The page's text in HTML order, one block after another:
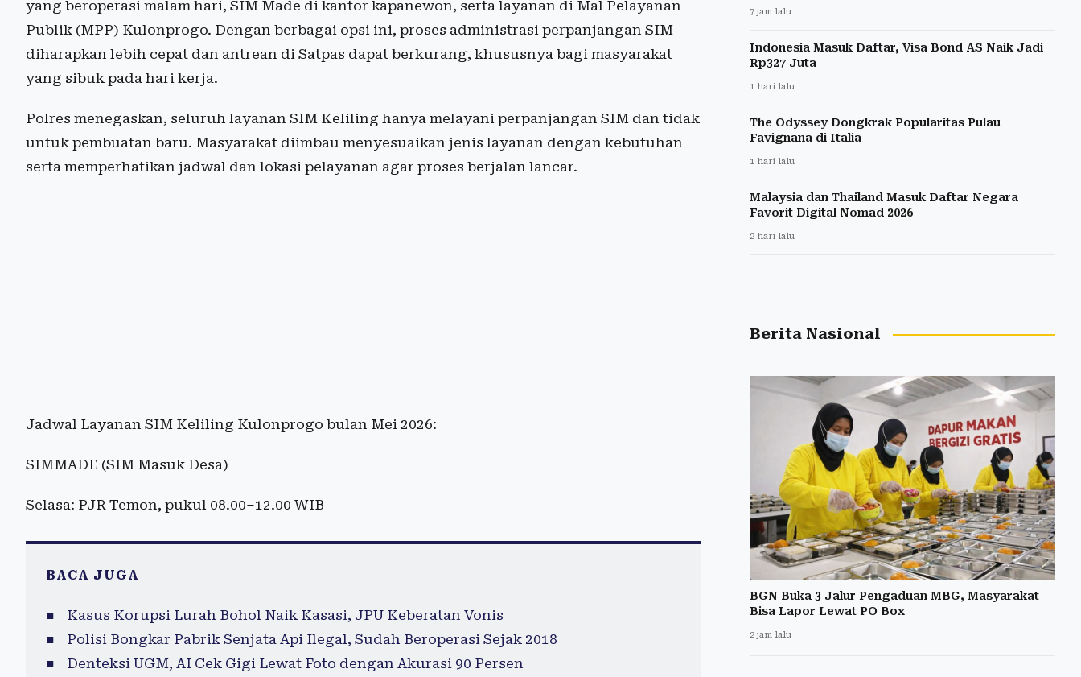
yang beroperasi malam hari, SIM Made di kantor kapanewon, serta layanan di Mal Pelayanan
Publik (MPP) Kulonprogo. Dengan berbagai opsi ini, proses administrasi perpanjangan SIM
diharapkan lebih cepat dan antrean di Satpas dapat berkurang, khususnya bagi masyarakat
yang sibuk pada hari kerja.
Polres menegaskan, seluruh layanan SIM Keliling hanya melayani perpanjangan SIM dan tidak
untuk pembuatan baru. Masyarakat diimbau menyesuaikan jenis layanan dengan kebutuhan
serta memperhatikan jadwal dan lokasi pelayanan agar proses berjalan lancar.
Jadwal Layanan SIM Keliling Kulonprogo bulan Mei 2026:
SIMMADE (SIM Masuk Desa)
Selasa: PJR Temon, pukul 08.00–12.00 WIB
BACA JUGA
Kasus Korupsi Lurah Bohol Naik Kasasi, JPU Keberatan Vonis
Polisi Bongkar Pabrik Senjata Api Ilegal, Sudah Beroperasi Sejak 2018
Denteksi UGM, AI Cek Gigi Lewat Foto dengan Akurasi 90 Persen
7 jam lalu
Indonesia Masuk Daftar, Visa Bond AS Naik Jadi
Rp327 Juta
1 hari lalu
The Odyssey Dongkrak Popularitas Pulau
Favignana di Italia
1 hari lalu
Malaysia dan Thailand Masuk Daftar Negara
Favorit Digital Nomad 2026
2 hari lalu
Berita Nasional
BGN Buka 3 Jalur Pengaduan MBG, Masyarakat
Bisa Lapor Lewat PO Box
2 jam lalu